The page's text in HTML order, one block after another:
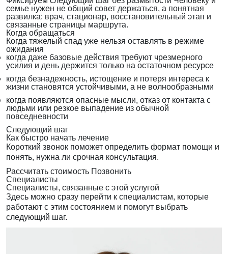
семье нужен не общий совет держаться, а понятная
развилка: врач, стационар, восстановительный этап и
связанные страницы маршрута.
Когда обращаться
Когда тяжелый спад уже нельзя оставлять в режиме
ожидания
когда даже базовые действия требуют чрезмерного
усилия и день держится только на остаточном ресурсе
когда безнадежность, истощение и потеря интереса к
жизни становятся устойчивыми, а не волнообразными
когда появляются опасные мысли, отказ от контакта с
людьми или резкое выпадение из обычной
повседневности
Следующий шаг
Как быстро начать лечение
Короткий звонок поможет определить формат помощи и
понять, нужна ли срочная консультация.
Рассчитать стоимость Позвонить
Специалисты
Специалисты, связанные с этой услугой
Здесь можно сразу перейти к специалистам, которые
работают с этим состоянием и помогут выбрать
следующий шаг.